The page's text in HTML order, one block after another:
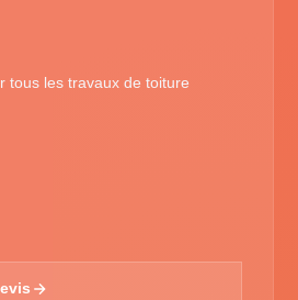
tous les travaux de toiture